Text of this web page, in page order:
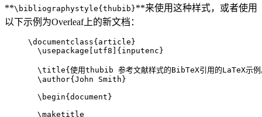
**\bibliographystyle{thubib}**来使用这种样式，或者使用
以下示例为Overleaf上的新文档：
\documentclass{ article }
\usepackage
utf8 ]{ inputenc }
\title{使用thubib 参考文献样式的BibTeX引用的LaTeX示
\author{John Smith}
\begin{ document }
\maketitle